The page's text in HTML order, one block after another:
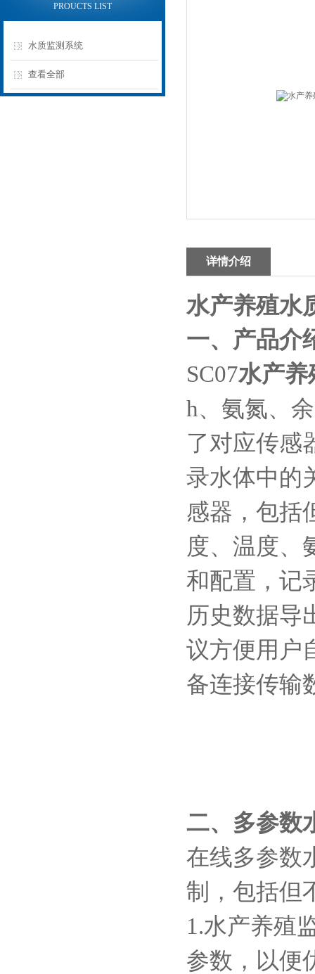
PROUCTS LIST
水质监测系统
查看全部
详情介绍
水产养殖水
一、产品介
SC07水产养
h、氨氮、
了对应传感
录水体中的
感器，包括
度、温度、
和配置，记
历史数据导
议方便用户
备连接传输
二、多参数
在线多参数
制，包括但
1.水产养殖
参数，以便